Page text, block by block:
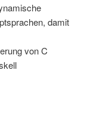
damit
von C